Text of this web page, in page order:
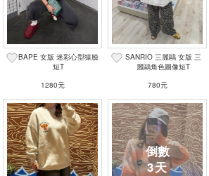
深藍
紫 粉 水藍
海軍藍
全部尺寸 XS S M
40
篩選
BAPE 女版 迷彩心型猿臉
短T
1280元
SANRIO 三麗鷗 女版 三
麗鷗角色圖像短T
780元
3天